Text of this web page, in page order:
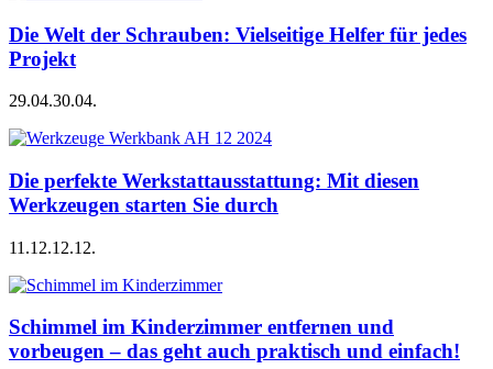
Die Welt der Schrauben: Vielseitige Helfer für jedes
Projekt
29.04.30.04.
Die perfekte Werkstattausstattung: Mit diesen
Werkzeugen starten Sie durch
11.12.12.12.
Schimmel im Kinderzimmer entfernen und
vorbeugen – das geht auch praktisch und einfach!